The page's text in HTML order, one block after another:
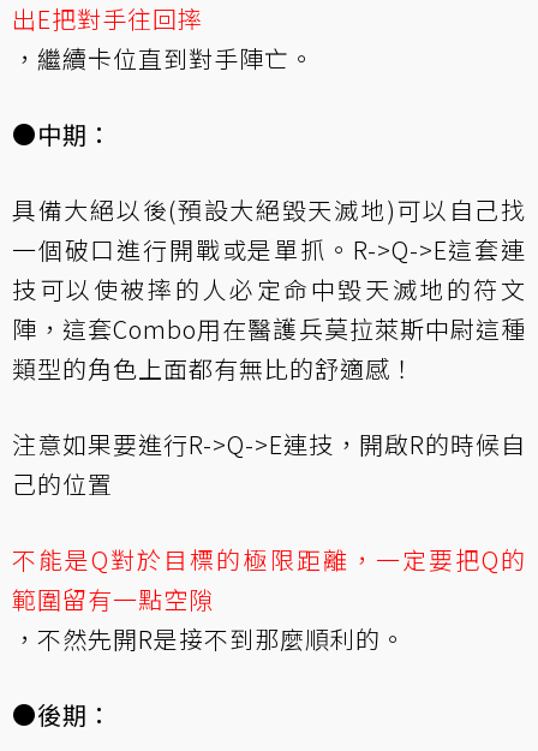
出E把對手往回摔
，繼續卡位直到對手陣亡。
●中期：
具備大絕以後(預設大絕毀天滅地)可以自己找
一個破口進行開戰或是單抓。R->Q->E這套連
技可以使被摔的人必定命中毀天滅地的符文
陣，這套Combo用在醫護兵莫拉萊斯中尉這種
類型的角色上面都有無比的舒適感！
注意如果要進行R->Q->E連技，開啟R的時候自
己的位置
不能是Q對於目標的極限距離，一定要把Q的
範圍留有一點空隙
，不然先開R是接不到那麼順利的。
●後期：